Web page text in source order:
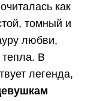
как
томный и
любви,
тепла. В
легенда,